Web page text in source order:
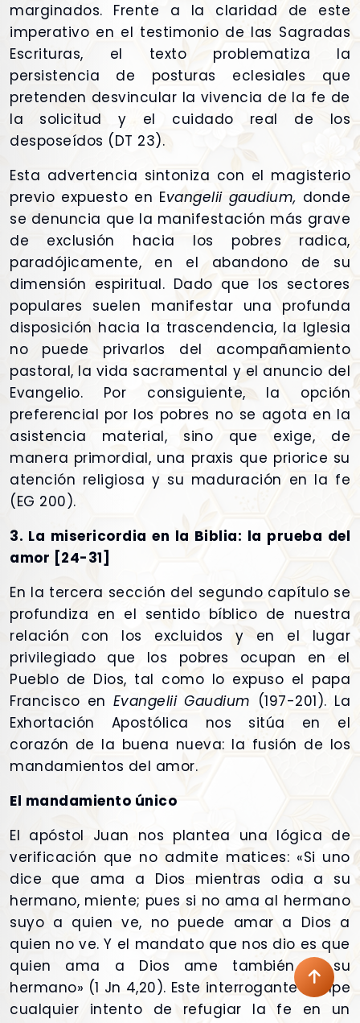
marginados. Frente a la claridad de este
imperativo en el testimonio de las Sagradas
Escrituras, el texto problematiza la
persistencia de posturas eclesiales que
pretenden desvincular la vivencia de la fe de
la solicitud y el cuidado real de los
desposeídos (DT 23).
Esta advertencia sintoniza con el magisterio
previo expuesto en Evangelii gaudium, donde
se denuncia que la manifestación más grave
de exclusión hacia los pobres radica,
paradójicamente, en el abandono de su
dimensión espiritual. Dado que los sectores
populares suelen manifestar una profunda
disposición hacia la trascendencia, la Iglesia
no puede privarlos del acompañamiento
pastoral, la vida sacramental y el anuncio del
Evangelio. Por consiguiente, la opción
preferencial por los pobres no se agota en la
asistencia material, sino que exige, de
manera primordial, una praxis que priorice su
atención religiosa y su maduración en la fe
(EG 200).
3. La misericordia en la Biblia: la prueba del
amor [24-31]
En la tercera sección del segundo capítulo se
profundiza en el sentido bíblico de nuestra
relación con los excluidos y en el lugar
privilegiado que los pobres ocupan en el
Pueblo de Dios, tal como lo expuso el papa
Francisco en Evangelii Gaudium (197-201). La
Exhortación Apostólica nos sitúa en el
corazón de la buena nueva: la fusión de los
mandamientos del amor.
El mandamiento único
El apóstol Juan nos plantea una lógica de
verificación que no admite matices: «Si uno
dice que ama a Dios mientras odia a su
hermano, miente; pues si no ama al hermano
suyo a quien ve, no puede amar a Dios a
quien no ve. Y el mandato que nos dio es que
quien ama a Dios ame también a su
hermano» (1 Jn 4,20). Este interrogante rompe
cualquier intento de refugiar la fe en un